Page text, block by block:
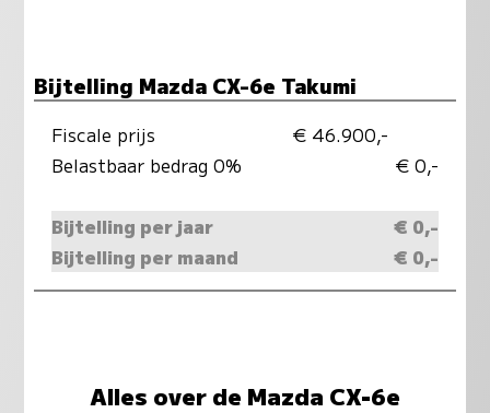
Bijtelling Mazda CX-6e Takumi
Fiscale prijs
€ 46.900,-
Belastbaar bedrag 0%
€ 0,-
Bijtelling per jaar
€ 0,-
Bijtelling per maand
€ 0,-
Alles over de Mazda CX-6e